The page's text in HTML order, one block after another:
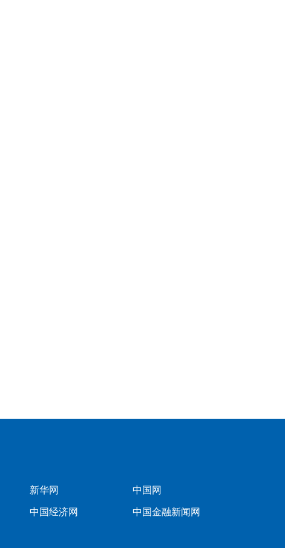
新华网 中国网
中国经济网 中国金融新闻网